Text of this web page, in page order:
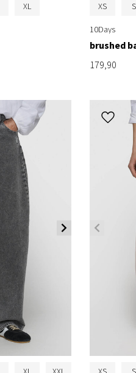
XL XS S
10Days
brushed
179,90